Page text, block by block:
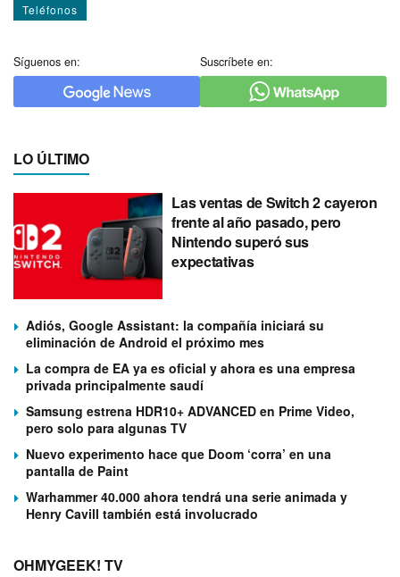
Teléfonos
Síguenos en: Suscríbete en:
LO ÚLTIMO
Las ventas de Switch 2 cayeron
frente al año pasado, pero
Nintendo superó sus
expectativas
Adiós, Google Assistant: la compañía iniciará su
eliminación de Android el próximo mes
La compra de EA ya es oficial y ahora es una empresa
privada principalmente saudí
Samsung estrena HDR10+ ADVANCED en Prime Video,
pero solo para algunas TV
Nuevo experimento hace que Doom ‘corra’ en una
pantalla de Paint
Warhammer 40.000 ahora tendrá una serie animada y
Henry Cavill también está involucrado
OHMYGEEK! TV